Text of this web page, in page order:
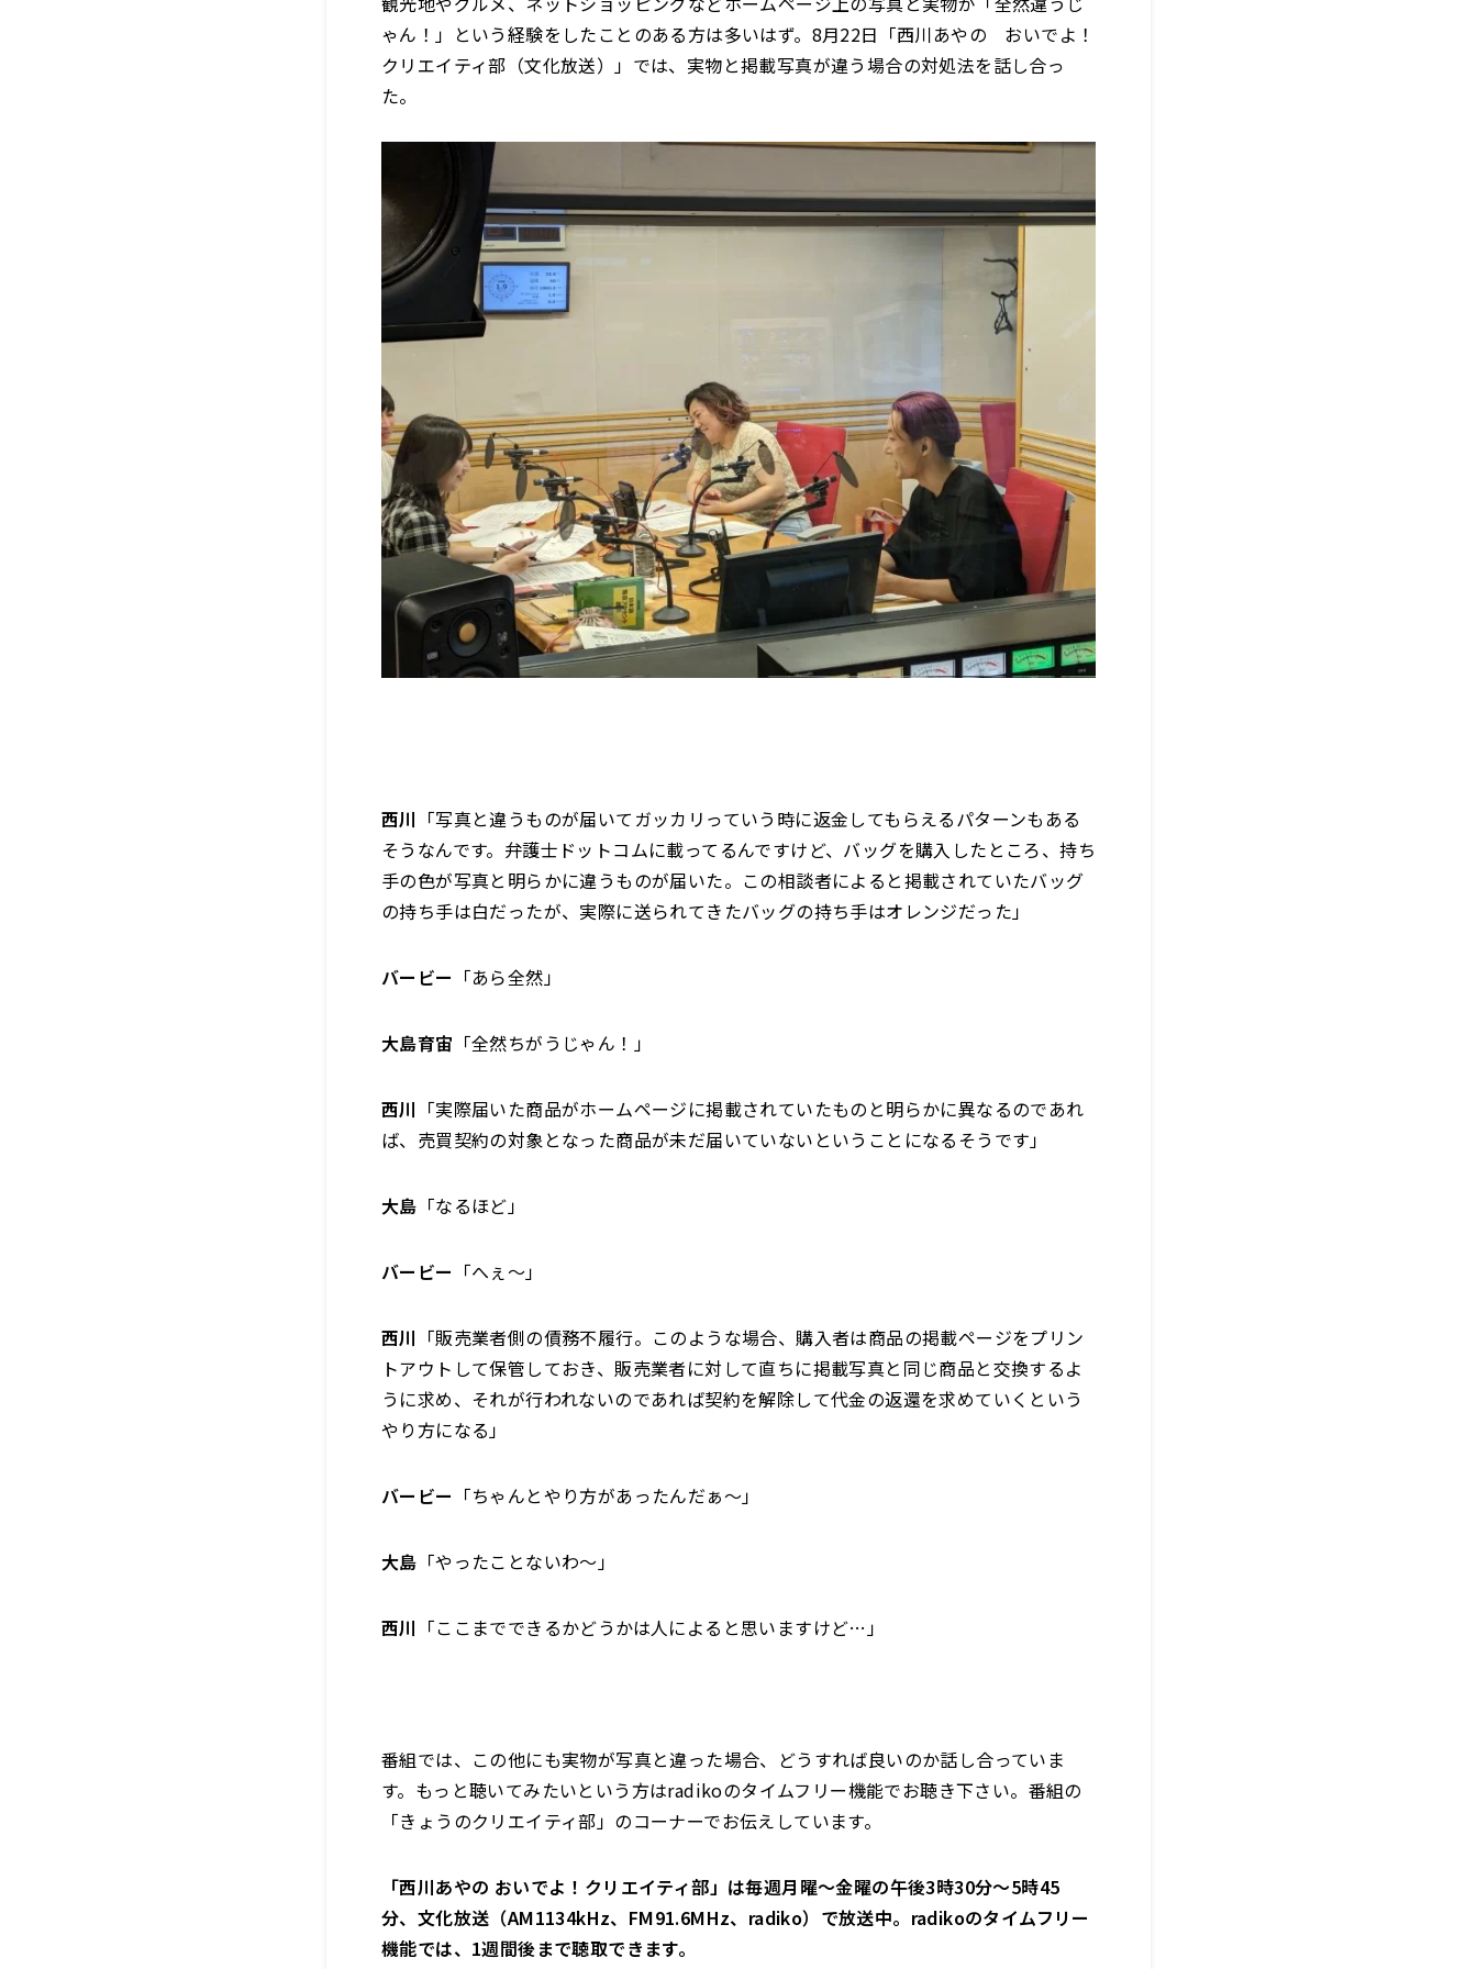
ゃん！」という経験をしたことのある方は多いはず。8月22日「西川あやの おいでよ！
クリエイティ部（文化放送）」では、実物と掲載写真が違う場合の対処法を話し合っ
た。
西川 「写真と違うものが届いてガッカリっていう時に返金してもらえるパターンもある
そうなんです。弁護士ドットコムに載ってるんですけど、バッグを購入したところ、持ち
手の色が写真と明らかに違うものが届いた。この相談者によると掲載されていたバッグ
の持ち手は白だったが、実際に送られてきたバッグの持ち手はオレンジだった」
バービー 「あら全然」
大島育宙 「全然ちがうじゃん！」
西川 「実際届いた商品がホームページに掲載されていたものと明らかに異なるのであれ
ば、売買契約の対象となった商品が未だ届いていないということになるそうです」
大島 「なるほど」
バービー 「へぇ～」
西川 「販売業者側の債務不履行。このような場合、購入者は商品の掲載ページをプリン
トアウトして保管しておき、販売業者に対して直ちに掲載写真と同じ商品と交換するよ
うに求め、それが行われないのであれば契約を解除して代金の返還を求めていくという
やり方になる」
バービー 「ちゃんとやり方があったんだぁ～」
大島 「やったことないわ～」
西川 「ここまでできるかどうかは人によると思いますけど…」
番組では、この他にも実物が写真と違った場合、どうすれば良いのか話し合っていま
す。もっと聴いてみたいという方はradikoのタイムフリー機能でお聴き下さい。番組の
「きょうのクリエイティ部」のコーナーでお伝えしています。
「西川あやの おいでよ！クリエイティ部」は毎週月曜～金曜の午後3時30分～5時45
分、文化放送（AM1134kHz、FM91.6MHz、radiko）で放送中。radikoのタイムフリー
機能では、1週間後まで聴取できます。